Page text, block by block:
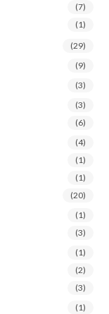
(7)
(1)
(29)
(9)
(3)
(3)
(6)
(4)
(1)
(1)
(20)
(1)
(3)
(1)
(2)
(3)
(1)